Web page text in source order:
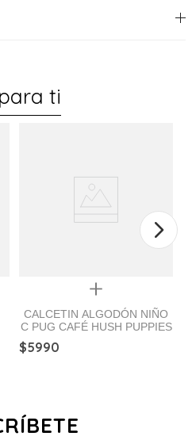
ti
Quickview
CALCETIN ALGODÓN NIÑO
C PUG CAFÉ HUSH PUPPIES
$5990